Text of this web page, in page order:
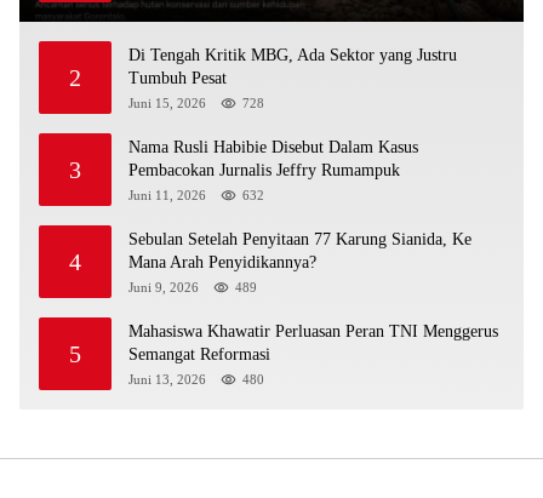
2
Di Tengah Kritik MBG, Ada Sektor yang Justru
Tumbuh Pesat
Juni 15, 2026 728
3
Nama Rusli Habibie Disebut Dalam Kasus
Pembacokan Jurnalis Jeffry Rumampuk
Juni 11, 2026 632
4
Sebulan Setelah Penyitaan 77 Karung Sianida, Ke
Mana Arah Penyidikannya?
Juni 9, 2026 489
5
Mahasiswa Khawatir Perluasan Peran TNI Menggerus
Semangat Reformasi
Juni 13, 2026 480